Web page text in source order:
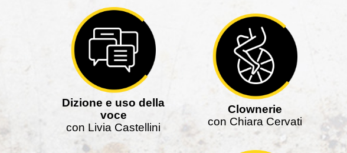
Dizione e uso della
voce
con Livia Castellini
Clownerie
con Chiara Cervati